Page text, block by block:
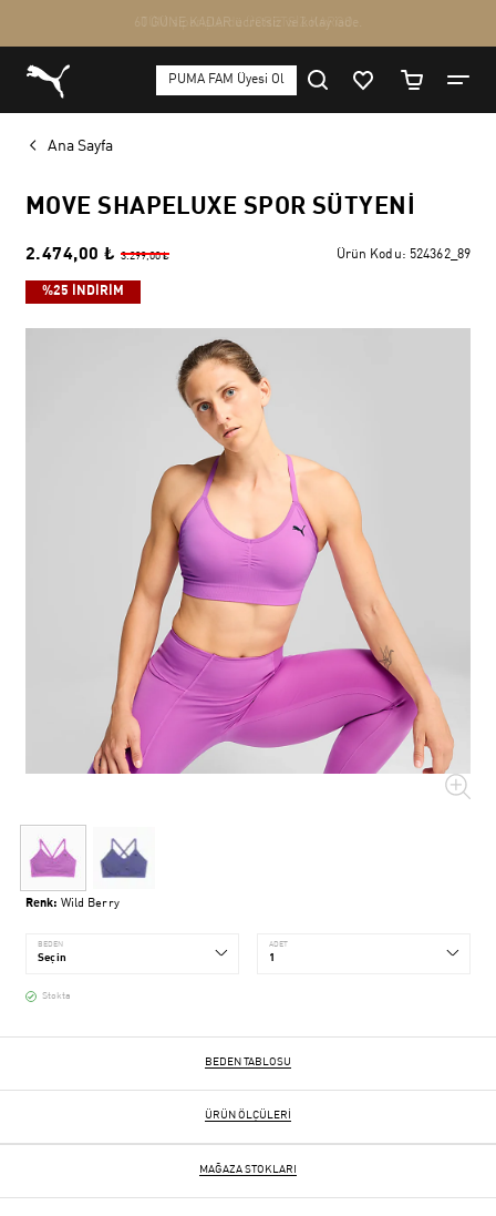
Ana Sayfa
MOVE SHAPELUXE SPOR SÜTYENI
2.474,00 ₺ 3.299,00 ₺ Ürün Kodu: 524362_89
%25 İNDİRİM
Renk: Wild Berry
BEDEN ADET
Stokta
BEDEN TABLOSU
ÜRÜN ÖLÇÜLERI
MAĞAZA STOKLARI